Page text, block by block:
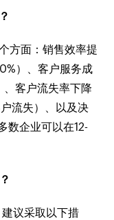
方面：销售效率提
）、客户服务成
客户流失率下降
流失）、以及决
数企业可以在12-
议采取以下措